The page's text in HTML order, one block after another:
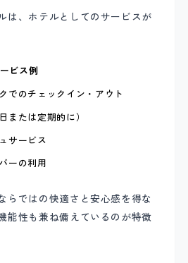
は、ホテルとしてのサービスが
ビス例
でのチェックイン・アウト
または定期的に）
サービス
ーの利用
らではの快適さと安心感を得な
能性も兼ね備えているのが特徴